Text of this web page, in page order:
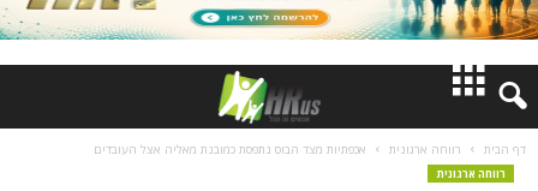
חדשות
ארגונית אכפתיות מצד הבוס נתפסת כמובנת מאליה אצל העובדים